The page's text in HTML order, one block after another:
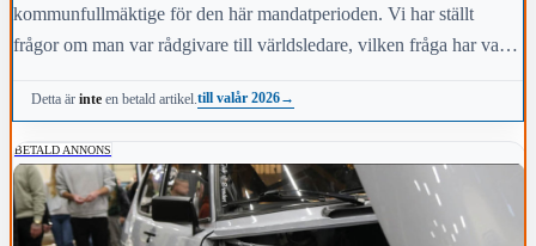
kommunfullmäktige för den här mandatperioden. Vi har ställt
frågor om man var rådgivare till världsledare, vilken fråga har varit
viktigast för kommunens invånare i höst och vem anses vara den
mest kända personen i kommunen.
Detta ärinte en betald artikel.till valår 2026→
BETALD ANNONS